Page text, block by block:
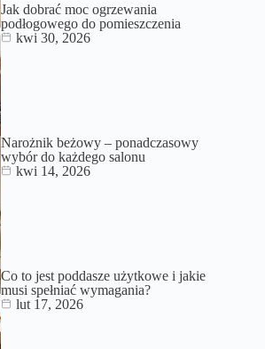
Jak dobrać moc ogrzewania
podłogowego do pomieszczenia
kwi 30, 2026
Narożnik beżowy – ponadczasowy
wybór do każdego salonu
kwi 14, 2026
Co to jest poddasze użytkowe i jakie
musi spełniać wymagania?
lut 17, 2026